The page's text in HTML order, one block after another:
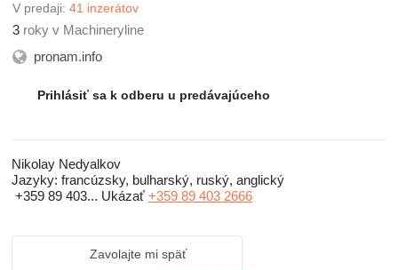
V predaji: 41 inzerátov
3 roky v Machineryline
pronam.info
Prihlásiť sa k odberu u predávajúceho
Nikolay Nedyalkov
Jazyky: francúzsky, bulharský, ruský, anglický
+359 89 403... Ukázať +359 89 403 2666
Zavolajte mi späť